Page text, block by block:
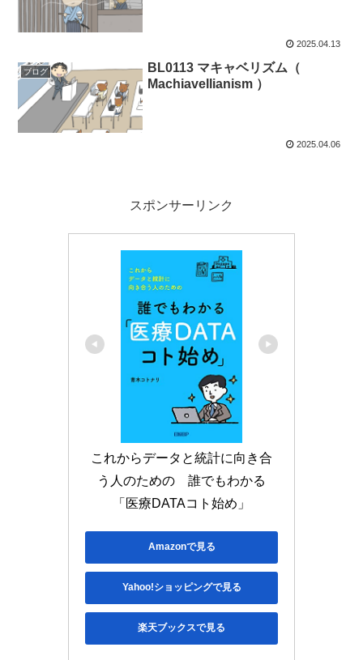
2025.04.13
ブログ
BL0113 マキャベリズム（
Machiavellianism ）
2025.04.06
スポンサーリンク
これからデータと統計に向き合
う人のための　誰でもわかる
「医療DATAコト始め」
Amazonで見る
Yahoo!ショッピングで見る
楽天ブックスで見る